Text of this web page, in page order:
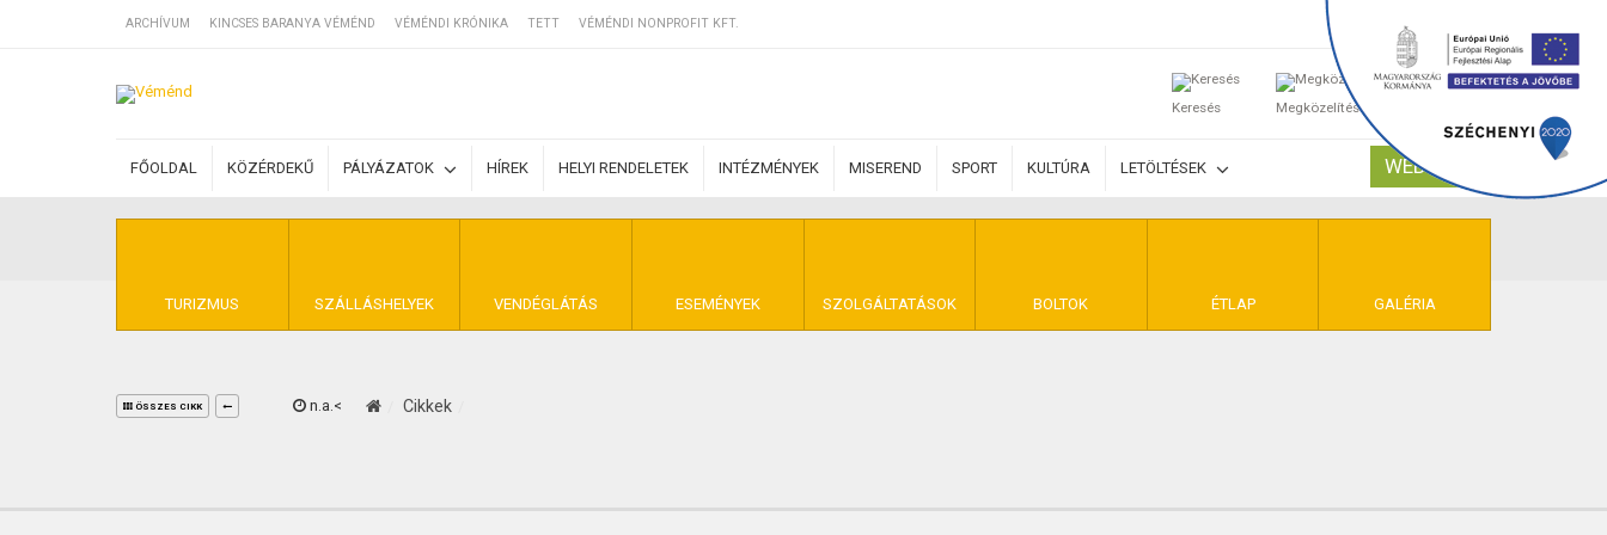
ARCHÍVUM KINCSES BARANYA VÉMÉND VÉMÉNDI KRÓNIKA TETT VÉMÉNDI NONPROFIT KFT.
Keresés Megközelítés
0
FŐOLDAL KÖZÉRDEKŰ PÁLYÁZATOK HÍREK HELYI RENDELETEK INTÉZMÉNYEK MISEREND SPORT KULTÚRA LETÖLTÉSEK WEBSHOP
TURIZMUS SZÁLLÁSHELYEK VENDÉGLÁTÁS ESEMÉNYEK SZOLGÁLTATÁSOK BOLTOK ÉTLAP GALÉRIA
SZÁLLÁSOK
BEJEGYZÉSEK
ÁLTALÁNOS SZERZŐDÉSI FELTÉTELEK
KINCSES BARANYA VÉMÉND
ÖSSZES CIKK n.a.< Cikkek